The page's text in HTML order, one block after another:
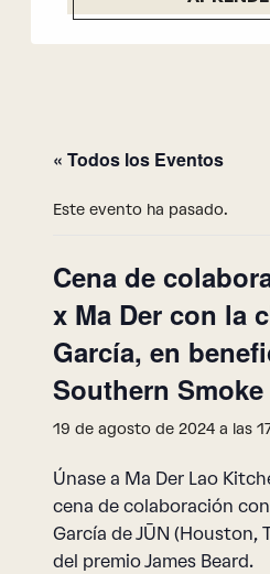
« Todos los Eventos
Este evento ha pasado.
Cena de
x Ma Der con la
García, en
Southern
19 de agosto de 2024 a las
Únase a Ma Der Lao
cena de colaboración
García de JŪN (Houston,
del premio James Beard.